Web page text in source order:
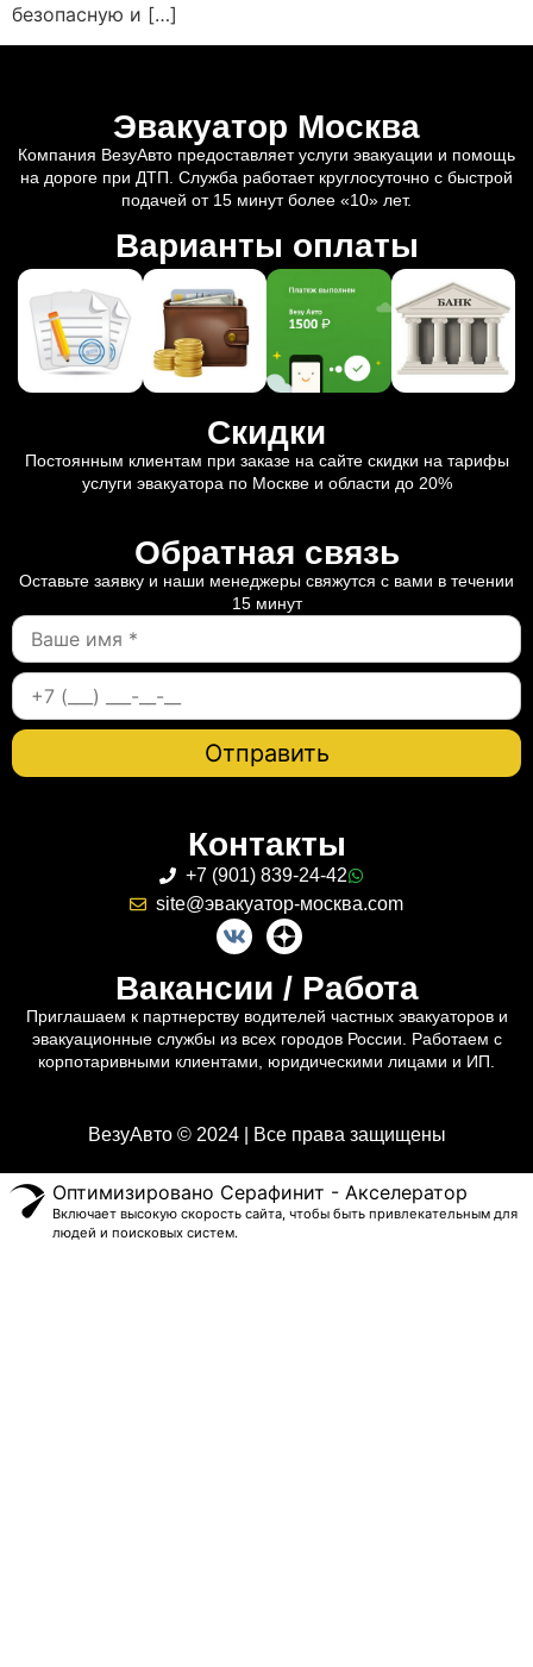
безопасную и […]
Эвакуатор Москва
Компания ВезуАвто предоставляет услуги эвакуации и помощь
на дороге при ДТП. Служба работает круглосуточно с быстрой
подачей от 15 минут более «10» лет.
Варианты оплаты
Скидки
Постоянным клиентам при заказе на сайте скидки на тарифы
услуги эвакуатора по Москве и области до 20%
Обратная связь
Оставьте заявку и наши менеджеры свяжутся с вами в течении
15 минут
Контакты
+7 (901) 839-24-42
site@эвакуатор-москва.com
Вакансии / Работа
Приглашаем к партнерству водителей частных эвакуаторов и
эвакуационные службы из всех городов России. Работаем с
корпотаривными клиентами, юридическими лицами и ИП.
ВезуАвто © 2024 | Все права защищены
Оптимизировано Серафинит - Акселератор
Включает высокую скорость сайта, чтобы быть привлекательным для
людей и поисковых систем.